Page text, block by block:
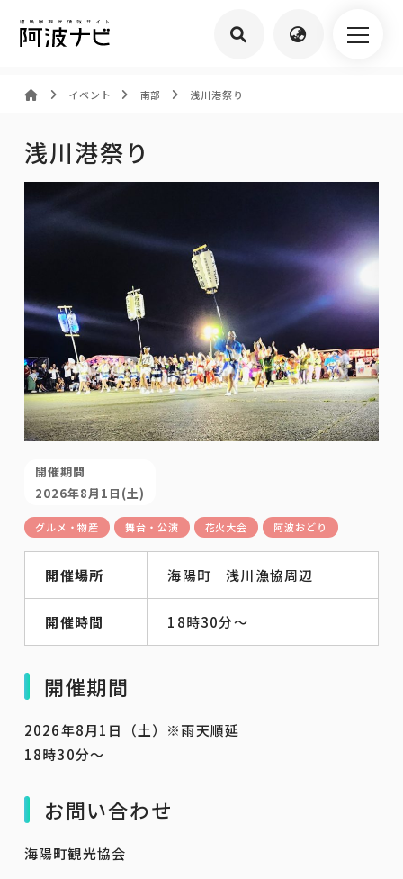
イベント 南部 浅川港祭り
浅川港祭り
開催期間
2026年8月1日(土)
グルメ・物産 舞台・公演 花火大会 阿波おどり
開催場所 海陽町 浅川漁協周辺
開催時間 18時30分～
開催期間
2026年8月1日（土）※雨天順延
18時30分～
お問い合わせ
海陽町観光協会